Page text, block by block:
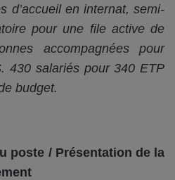
d’accueil en internat, semi-
pour une file active de
accompagnées pour
430 salariés pour 340 ETP
budget.
poste / Présentation de la